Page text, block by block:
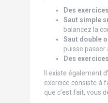
Des
Saut simple
balancez la
Saut double
puisse passer
Des
Il existe également
exercice consiste à
que c’est fait, vous